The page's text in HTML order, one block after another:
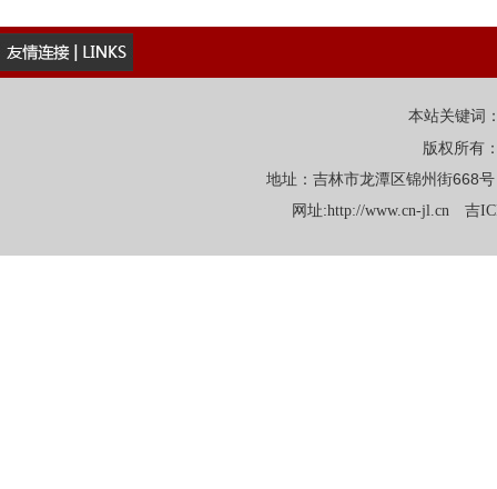
本站关键词
版权所有
地址：吉林市龙潭区锦州街
网址:http://www.cn-jl.cn 吉